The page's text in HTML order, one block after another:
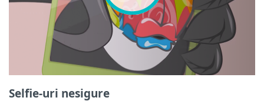
Selfie-uri nesigure